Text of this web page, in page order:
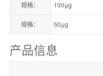
规格： 100μg
规格： 50μg
产品信息